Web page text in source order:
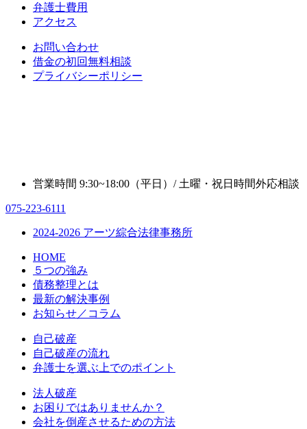
弁護士費用
アクセス
お問い合わせ
借金の初回無料相談
プライバシーポリシー
営業時間 9:30~18:00（平日）/ 土曜・祝日時間外応相談
075-223-6111
2024-2026 アーツ綜合法律事務所
HOME
５つの強み
債務整理とは
最新の解決事例
お知らせ／コラム
自己破産
自己破産の流れ
弁護士を選ぶ上でのポイント
法人破産
お困りではありませんか？
会社を倒産させるための方法